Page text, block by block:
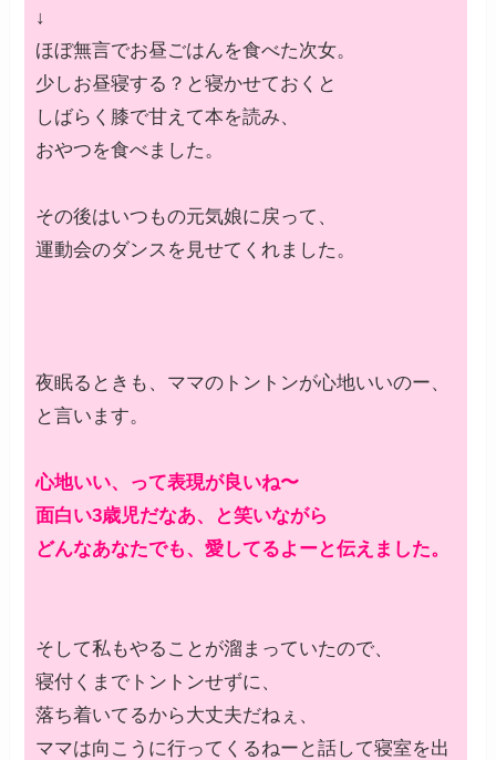
↓
ほぼ無言でお昼ごはんを食べた次女。
少しお昼寝する？と寝かせておくと
しばらく膝で甘えて本を読み、
おやつを食べました。
その後はいつもの元気娘に戻って、
運動会のダンスを見せてくれました。
夜眠るときも、ママのトントンが心地いいのー、
と言います。
心地いい、って表現が良いね〜
面白い3歳児だなあ、と笑いながら
どんなあなたでも、愛してるよーと伝えました。
そして私もやることが溜まっていたので、
寝付くまでトントンせずに、
落ち着いてるから大丈夫だねぇ、
ママは向こうに行ってくるねーと話して寝室を出